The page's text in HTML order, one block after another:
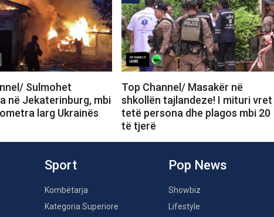
Sulmohet
në Jekaterinburg, mbi
larg Ukrainës
Top Channel/ Masakër në
shkollën tajlandeze! I mituri vret
tetë persona dhe plagos mbi 20
të tjerë
Sport
Kombëtarja
Kategoria Superiore
Pop News
Showbiz
Lifestyle